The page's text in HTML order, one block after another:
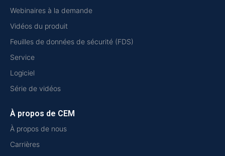
Webinaires à la demande
Vidéos du produit
Feuilles de données de sécurité (FDS)
Service
Logiciel
Série de vidéos
À propos de CEM
À propos de nous
Carrières